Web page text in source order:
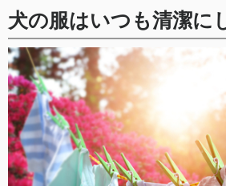
犬の服はいつも清潔に